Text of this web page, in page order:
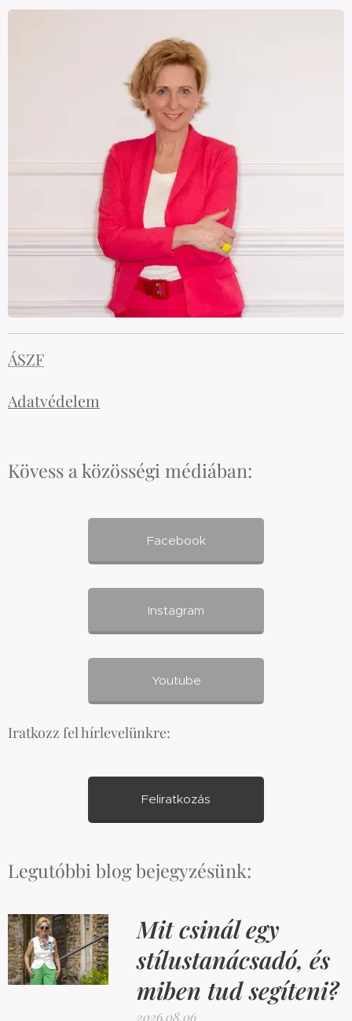
ÁSZF
Adatvédelem
Kövess a közösségi médiában:
Facebook
Instagram
Youtube
Iratkozz fel hírlevelünkre:
Feliratkozás
Legutóbbi blog bejegyzésünk:
Mit csinál egy
stílustanácsadó, és
miben tud segíteni?
2026.08.06